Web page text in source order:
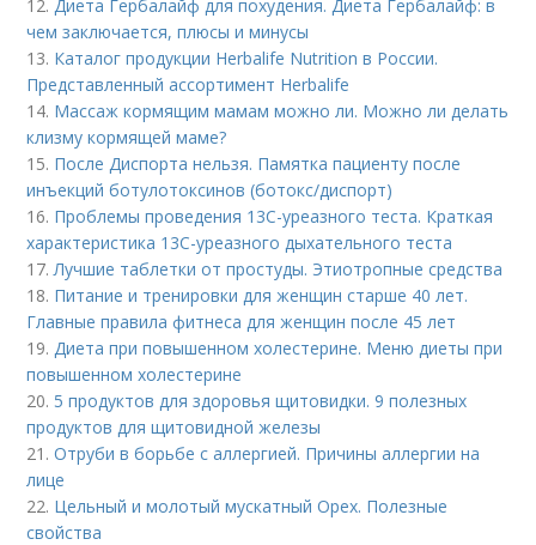
12.Диета Гербалайф для похудения. Диета Гербалайф: в
чем заключается, плюсы и минусы
13. Каталог продукции Herbalife Nutrition в России.
Представленный ассортимент Herbalife
14. Массаж кормящим мамам можно ли. Можно ли делать
клизму кормящей маме?
15. После Диспорта нельзя. Памятка пациенту после
инъекций ботулотоксинов (ботокс/диспорт)
16. Проблемы проведения 13С-уреазного теста. Краткая
характеристика 13С-уреазного дыхательного теста
17.Лучшие таблетки от простуды. Этиотропные средства
18. Питание и тренировки для женщин старше 40 лет.
Главные правила фитнеса для женщин после 45 лет
19.Диета при повышенном холестерине. Меню диеты при
повышенном холестерине
20. 5 продуктов для здоровья щитовидки. 9 полезных
продуктов для щитовидной железы
21.Отруби в борьбе с аллергией. Причины аллергии на
лице
22. Цельный и молотый мускатный Орех. Полезные
свойства